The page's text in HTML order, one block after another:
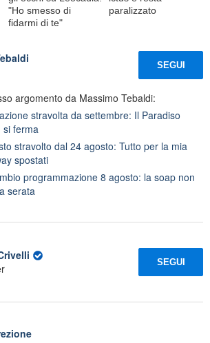
"Ho smesso di
fidarmi di te"
paralizzato
SEGUI
argomento da Massimo Tebaldi:
stravolta da settembre: Il Paradiso
si ferma
stravolto dal 24 agosto: Tutto per la mia
spostati
programmazione 8 agosto: la soap non
serata
SEGUI